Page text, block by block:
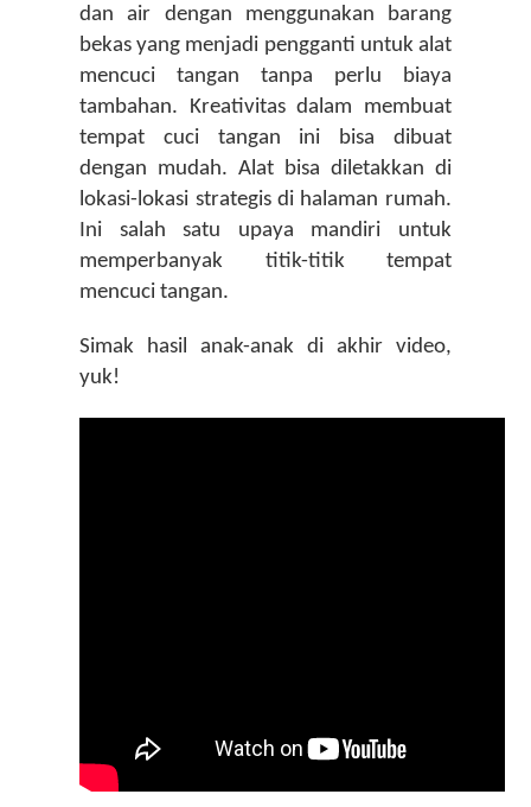
dan air dengan menggunakan barang
bekas yang menjadi pengganti untuk alat
mencuci tangan tanpa perlu biaya
tambahan. Kreativitas dalam membuat
tempat cuci tangan ini bisa dibuat
dengan mudah. Alat bisa diletakkan di
lokasi-lokasi strategis di halaman rumah.
Ini salah satu upaya mandiri untuk
memperbanyak titik-titik tempat
mencuci tangan.
Simak hasil anak-anak di akhir video,
yuk!